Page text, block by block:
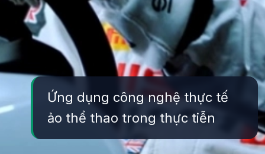
Ứng dụng công nghệ thực tế
ảo thể thao trong thực tiễn